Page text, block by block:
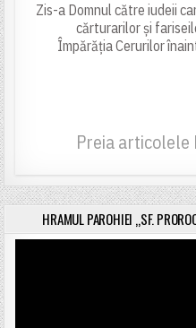
Zis-a Domnul către iudeii
cărturarilor și
Împărăția Cerurilor
Preia articolele
HRAMUL PAROHIEI „SF.